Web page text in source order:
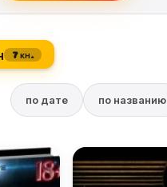
7 кн.
по дате по названию